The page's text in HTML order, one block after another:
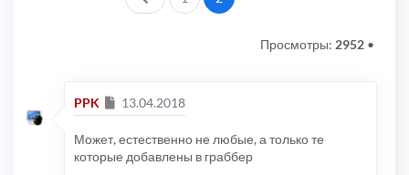
Просмотры: 2952 •
PPK Сообщение
13.04.2018
Может, естественно не любые, а только те
которые добавлены в граббер